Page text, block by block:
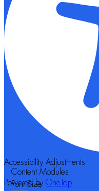
Accessibility Adjustments
Powered by OneTap
Content Modules
Font Size